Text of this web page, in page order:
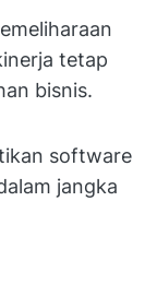
tetap
bisnis.
software
jangka